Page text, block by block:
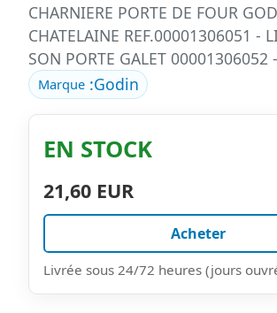
CHARNIERE PORTE DE FOUR
CHATELAINE REF.00001306051 -
SON PORTE GALET
Marque:Godin
EN STOCK
21,60 EUR
Acheter
Livrée sous 24/72 heures (jours